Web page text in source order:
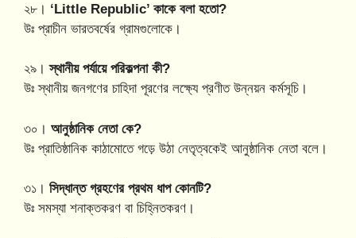
২৮। ‘Little Republic’ কাকে বলা হতো?
উঃ প্রাচীন ভারতবর্ষের গ্রামগুলোকে।
২৯। স্থানীয় পর্যায়ে পরিকল্পনা কী?
উঃ স্থানীয় জনগণের চাহিদা পূরণের লক্ষ্যে প্রণীত উন্নয়ন কর্মসূচি।
৩০। আনুষ্ঠানিক নেতা কে?
উঃ প্রাতিষ্ঠানিক কাঠামোতে গড়ে উঠা নেতৃত্বকেই আনুষ্ঠানিক নেতা বলে।
৩১। সিদ্ধান্ত গ্রহণের প্রথম ধাপ কোনটি?
উঃ সমস্যা শনাক্তকরণ বা চিহ্নিতকরণ।